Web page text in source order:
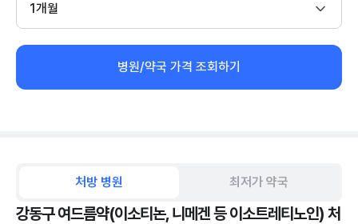
1개월
병원/약국 가격 조회하기
처방 병원 최저가 약국
강동구 여드름약(이소티논, 니메겐 등 이소트레티노인) 처